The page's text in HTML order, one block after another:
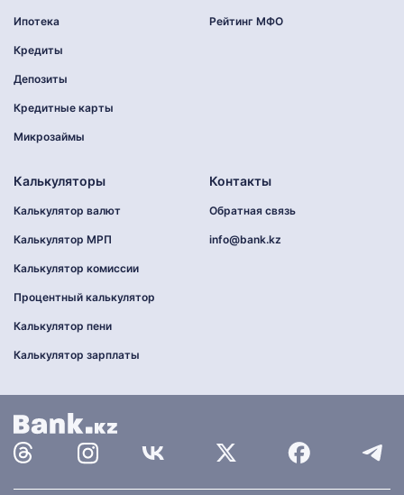
Ипотека
Кредиты
Депозиты
Кредитные карты
Микрозаймы
Рейтинг МФО
Калькуляторы
Калькулятор валют
Калькулятор МРП
Калькулятор комиссии
Процентный калькулятор
Калькулятор пени
Калькулятор зарплаты
Контакты
Обратная связь
info@bank.kz